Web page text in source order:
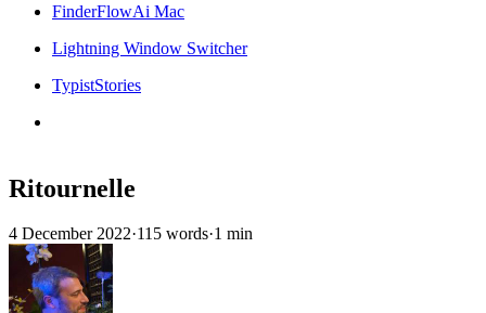
FinderFlowAi Mac
Lightning Window Switcher
TypistStories
Ritournelle
4 December 2022·115 words·1 min